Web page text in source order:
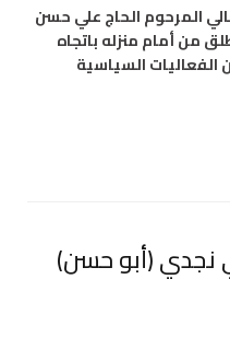
المرحوم الحاج علي حسن
من أمام منزله باتجاه
الفعاليات السياسية
نجدي (أبو حسن)